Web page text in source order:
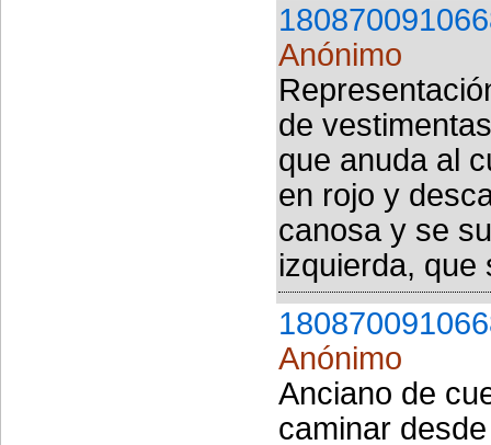
Anónimo
de
que anuda al
en rojo y
canosa y se
izquierda, que
Anónimo
Anciano de
caminar